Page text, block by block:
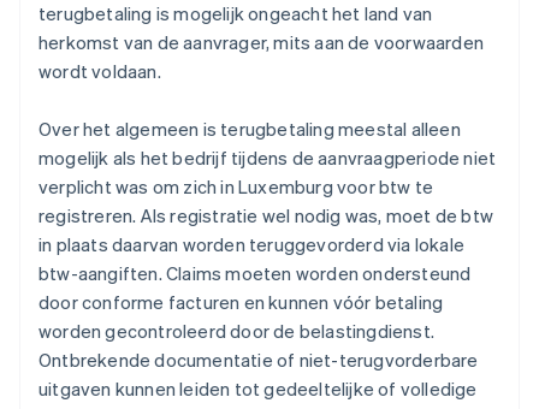
terugbetaling is mogelijk ongeacht het land van
herkomst van de aanvrager, mits aan de voorwaarden
wordt voldaan.
Over het algemeen is terugbetaling meestal alleen
mogelijk als het bedrijf tijdens de aanvraagperiode niet
verplicht was om zich in Luxemburg voor btw te
registreren. Als registratie wel nodig was, moet de btw
in plaats daarvan worden teruggevorderd via lokale
btw-aangiften. Claims moeten worden ondersteund
door conforme facturen en kunnen vóór betaling
worden gecontroleerd door de belastingdienst.
Ontbrekende documentatie of niet-terugvorderbare
uitgaven kunnen leiden tot gedeeltelijke of volledige